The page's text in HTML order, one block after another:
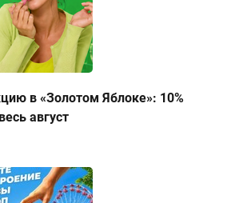
в «Золотом Яблоке»: 10%
август